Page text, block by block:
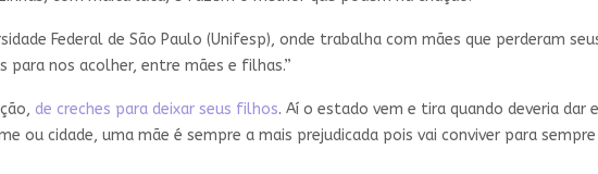
Federal de São Paulo (Unifesp), onde trabalha com mães que perderam
para nos acolher, entre mães e filhas.”
de creches para deixar seus filhos. Aí o estado vem e tira quando deveria dar
cidade, uma mãe é sempre a mais prejudicada pois vai conviver para